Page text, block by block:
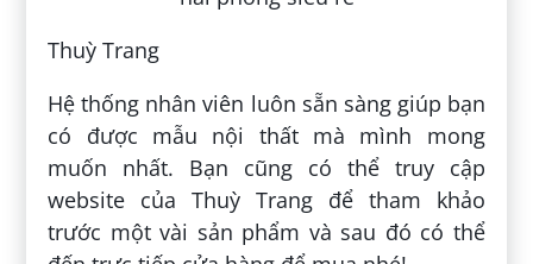
Thuỳ Trang
Hệ thống nhân viên luôn sẵn sàng giúp bạn
có được mẫu nội thất mà mình mong
muốn nhất. Bạn cũng có thể truy cập
website của Thuỳ Trang để tham khảo
trước một vài sản phẩm và sau đó có thể